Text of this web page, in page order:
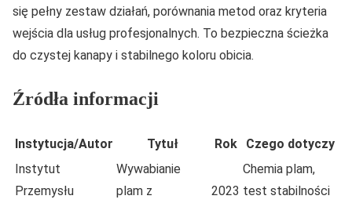
się pełny zestaw działań, porównania metod oraz kryteria
wejścia dla usług profesjonalnych. To bezpieczna ścieżka
do czystej kanapy i stabilnego koloru obicia.
Źródła informacji
Instytucja/Autor Tytuł Rok
Czego dotyczy
Instytut
Przemysłu
Wywabianie
plam z
2023
Chemia plam,
test stabilności